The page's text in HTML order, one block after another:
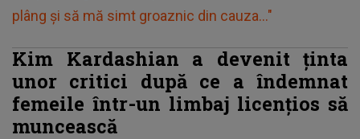
plâng și să mă simt groaznic din cauza..."
Kim Kardashian a devenit ținta
unor critici după ce a îndemnat
femeile într-un limbaj licențios să
muncească